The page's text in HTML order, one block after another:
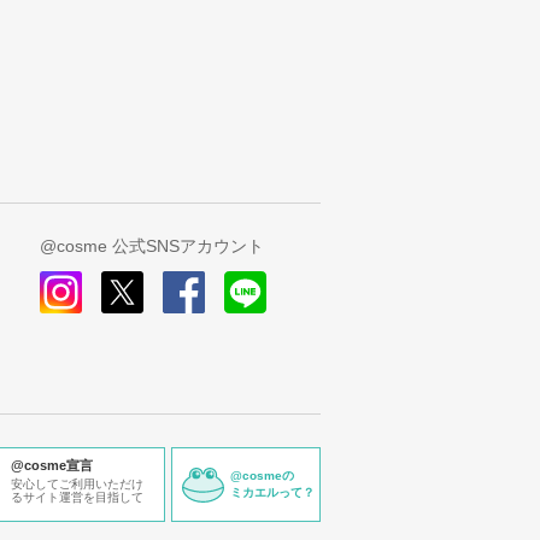
@cosme 公式SNSアカウント
@cosme宣言
安心してご利用いただけ
るサイト運営を目指して
@cosmeの
ミカエルって？